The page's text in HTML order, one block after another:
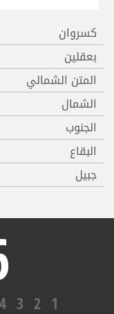
كسروان
بعقلين
المتن الشمالي
الشمال
الجنوب
البقاع
جبيل
1
2
3
4